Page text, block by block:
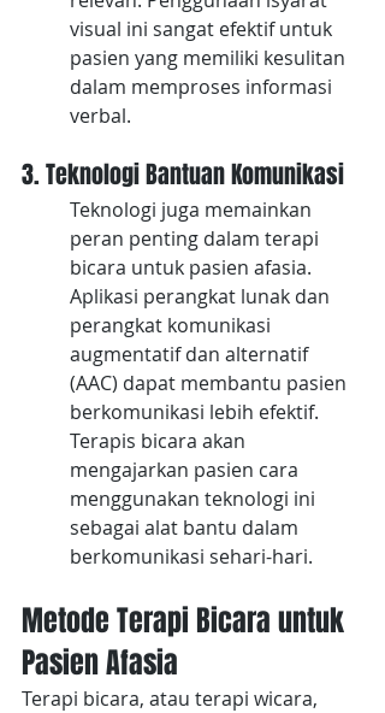
visual ini sangat efektif untuk
pasien yang memiliki kesulitan
dalam memproses informasi
verbal.
3. Teknologi Bantuan Komunikasi
Teknologi juga memainkan
peran penting dalam terapi
bicara untuk pasien afasia.
Aplikasi perangkat lunak dan
perangkat komunikasi
augmentatif dan alternatif
(AAC) dapat membantu pasien
berkomunikasi lebih efektif.
Terapis bicara akan
mengajarkan pasien cara
menggunakan teknologi ini
sebagai alat bantu dalam
berkomunikasi sehari-hari.
Metode Terapi Bicara untuk
Pasien Afasia
Terapi bicara, atau terapi wicara,